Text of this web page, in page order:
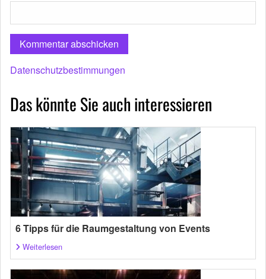
Datenschutzbestimmungen
Das könnte Sie auch interessieren
6 Tipps für die Raumgestaltung von Events
Weiterlesen